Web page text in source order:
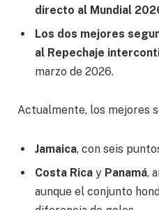
directo al Mundial
Los dos mejores
al Repechaje
marzo de 2026.
Actualmente, los mejores
Jamaica, con seis
Costa Rica y Panamá,
aunque el conjunto